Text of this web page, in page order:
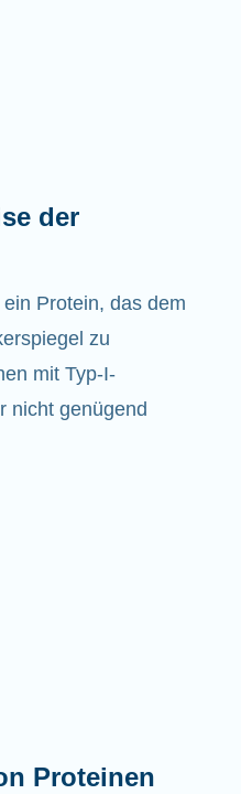
der
Protein, das dem
zu
mit Typ-I-
nicht genügend
Proteinen